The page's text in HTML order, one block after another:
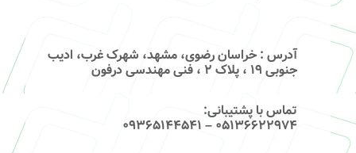
آدرس : خراسان رضوی، مشهد، شهرک غرب، ادیب
جنوبی ۱۹ ، پلاک ۲ ، فنی مهندسی درفون
تماس با پشتیبانی:
۰۵۱۳۶۶۲۲۹۷۴ – 09365144541